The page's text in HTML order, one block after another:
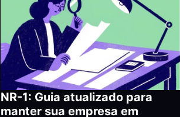
NR-1: Guia atualizado para
manter sua empresa em